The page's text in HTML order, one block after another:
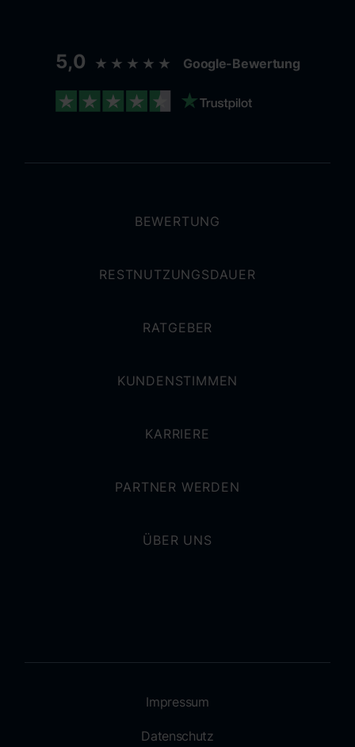
5,0 ★★★★★ Google-Bewertung
BEWERTUNG
RESTNUTZUNGSDAUER
RATGEBER
KUNDENSTIMMEN
KARRIERE
PARTNER WERDEN
ÜBER UNS
Impressum
Datenschutz